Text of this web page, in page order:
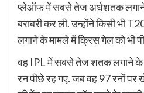
प्लेऑफ में सबसे तेज अर्धशतक लगाने
बराबरी कर ली. उन्होंने किसी भी
लगाने के मामले में क्रिस गेल को भी
वह IPL में सबसे तेज शतक लगाने के
रन पीछे रह गए. जब वह 97 रनों